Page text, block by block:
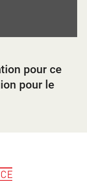
pour ce
pour le